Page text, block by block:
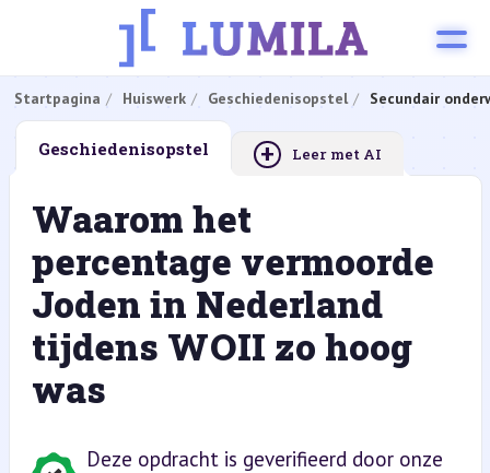
Startpagina Huiswerk Geschiedenisopstel Secundair
Geschiedenisopstel + Leer met AI
Waarom het
percentage vermoorde
Joden in Nederland
tijdens WOII zo hoog
was
Deze opdracht is geverifieerd door onze